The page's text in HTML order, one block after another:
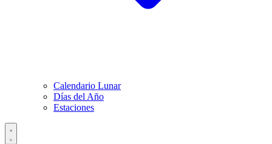
Calendario Lunar
Días del Año
Estaciones